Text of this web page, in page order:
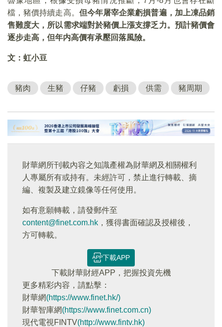
檔，豬價持續走高。 但今年屠宰企業虧損普遍，加上凍品銷
售難度大，所以需求端對於豬價上漲支撐乏力。預計豬價會
逐步走高，但年内高價有承壓回落風險。
文：虹小豆
豬肉 生豬 仔豬 虧損 供需 豬周期
財華網所刊載內容之知識產權為財華網及相關權利
人專屬所有或持有。未經許可，禁止進行轉載、摘
編、複製及建立鏡像等任何使用。
如有意願轉載，請發郵件至
content@finet.com.hk ，獲得書面確認及授權後，
方可轉載。
下載APP
下載財華財經APP，把握投資先機
更多精彩内容，請點擊：
財華網(https://www.finet.hk/)
財華智庫網(https://www.finet.com.cn)
現代電視FINTV(http://www.fintv.hk)